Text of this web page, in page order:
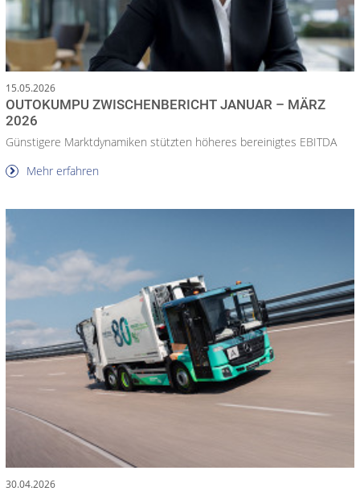
15.05.2026
OUTOKUMPU ZWISCHENBERICHT JANUAR – MÄRZ
2026
Günstigere Marktdynamiken stützten höheres bereinigtes EBITDA
Mehr erfahren
30.04.2026